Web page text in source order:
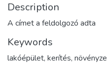
Description
A címet a feldolgozó adta
Keywords
lakóépület, kerítés,